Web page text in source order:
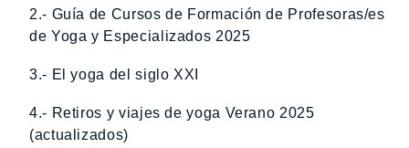
2.- Guía de Cursos de Formación de Profesoras/es
de Yoga y Especializados 2025
3.- El yoga del siglo XXI
4.- Retiros y viajes de yoga Verano 2025
(actualizados)